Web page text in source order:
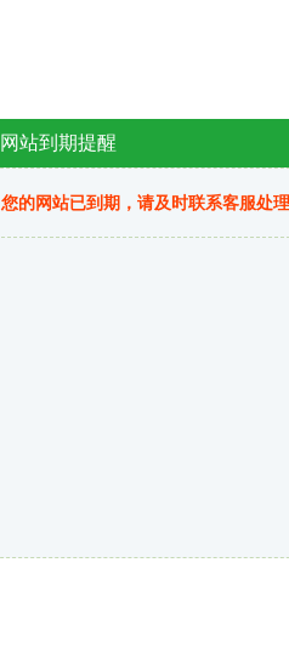
网站到期提醒
您的网站已到期，请及时联系客服处理